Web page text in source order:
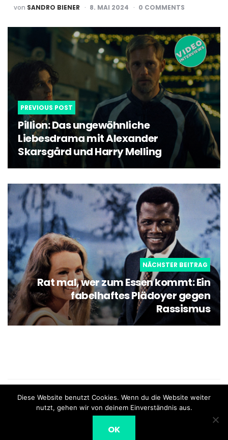
POSTED
BY
von SANDRO BIENER 8. MAI 2024 0 COMMENTS
Post
navigation
PREVIOUS POST
Pillion: Das ungewöhnliche
Liebesdrama mit Alexander
Skarsgård und Harry Melling
NÄCHSTER BEITRAG
Rat mal, wer zum Essen kommt: Ein
fabelhaftes Plädoyer gegen
Rassismus
Impressum
Diese Website benutzt Cookies. Wenn du die Website weiter
nutzt, gehen wir von deinem Einverständnis aus.
OK